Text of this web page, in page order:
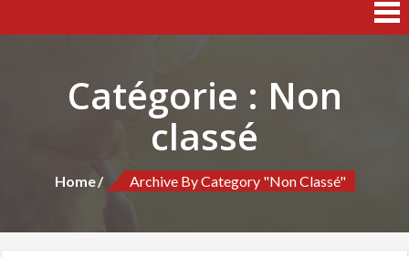
Catégorie : Non
classé
Home Archive By Category "Non Classé"